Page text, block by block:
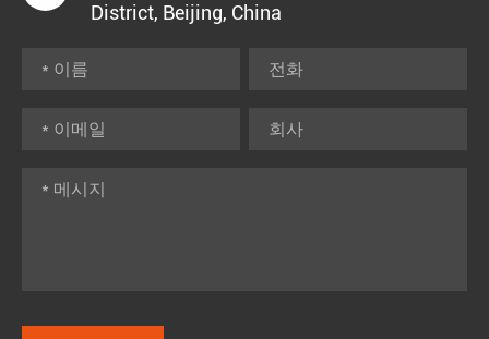
District, Beijing, China